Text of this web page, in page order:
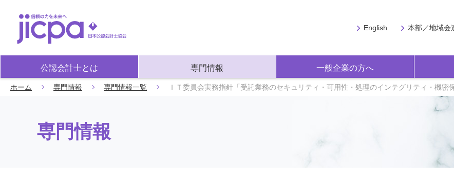
公認会計士とは 専門情報 一般企業の方へ
English 本部／地域会
ホーム 専門情報 専門情報一覧 ＩＴ委員会実務指針「受託業務のセキュリティ・可用性・処理のインテグリティ・機
専門情報